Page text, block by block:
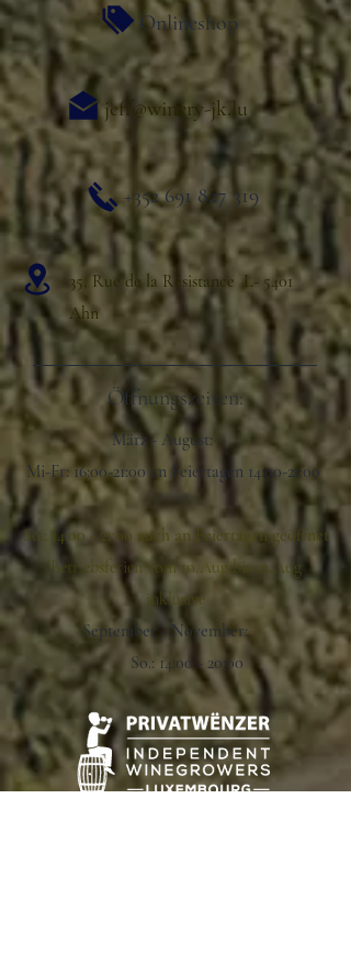
Onlineshop
jeff@winery-jk.lu
+352 691 827 319
35, Rue de la Résistance L- 5401
Ahn
Öffnungszeiten:
März - August:
Mi-Fr: 16:00-21:00 an Feiertagen 14:00-21:00
So.: 14:00 - 21:00 auch an Feiertagen geöffnet
Betriebsferien vom 10.Aug bis 23.Aug
inklusive
September - November:
So.: 14:00 - 20:00